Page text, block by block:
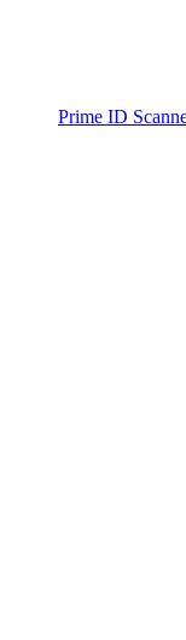
Prime ID